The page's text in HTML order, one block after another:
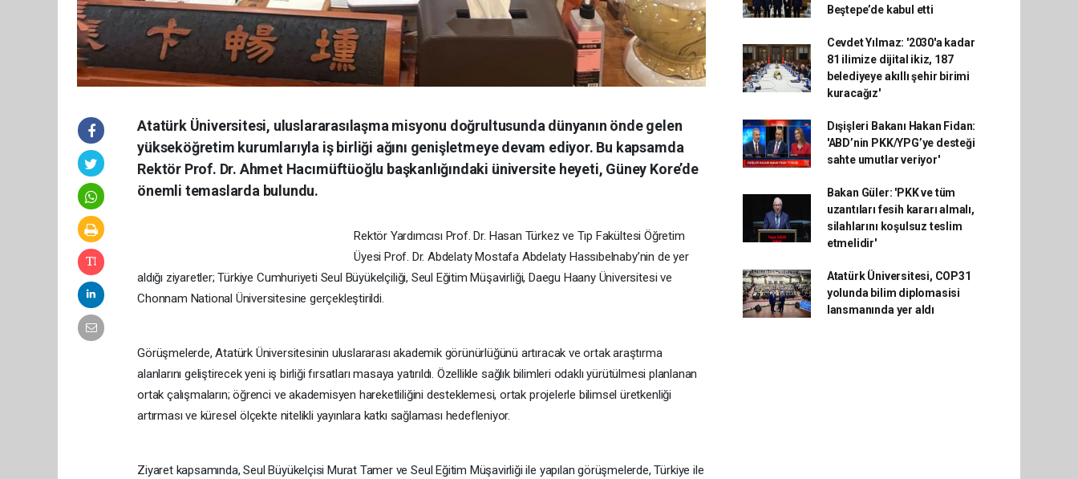
Atatürk Üniversitesi, uluslararasılaşma misyonu doğrultusunda dünyanın önde gelen
yükseköğretim kurumlarıyla iş birliği ağını genişletmeye devam ediyor. Bu kapsamda
Rektör Prof. Dr. Ahmet Hacımüftüoğlu başkanlığındaki üniversite heyeti, Güney Kore’de
önemli temaslarda bulundu.
Rektör Yardımcısı Prof. Dr. Hasan Türkez ve Tıp Fakültesi Öğretim
Üyesi Prof. Dr. Abdelaty Mostafa Abdelaty Hassıbelnaby’nin de yer
aldığı ziyaretler; Türkiye Cumhuriyeti Seul Büyükelçiliği, Seul Eğitim Müşavirliği, Daegu Haany Üniversitesi ve
Chonnam National Üniversitesine gerçekleştirildi.
Görüşmelerde, Atatürk Üniversitesinin uluslararası akademik görünürlüğünü artıracak ve ortak araştırma
alanlarını geliştirecek yeni iş birliği fırsatları masaya yatırıldı. Özellikle sağlık bilimleri odaklı yürütülmesi planlanan
ortak çalışmaların; öğrenci ve akademisyen hareketliliğini desteklemesi, ortak projelerle bilimsel üretkenliği
artırması ve küresel ölçekte nitelikli yayınlara katkı sağlaması hedefleniyor.
Ziyaret kapsamında, Seul Büyükelçisi Murat Tamer ve Seul Eğitim Müşavirliği ile yapılan görüşmelerde, Türkiye ile
Beştepe’de kabul etti
Cevdet Yılmaz: '2030'a kadar
81 ilimize dijital ikiz, 187
belediyeye akıllı şehir birimi
kuracağız'
Dışişleri Bakanı Hakan Fidan:
'ABD’nin PKK/YPG’ye desteği
sahte umutlar veriyor'
Bakan Güler: 'PKK ve tüm
uzantıları fesih kararı almalı,
silahlarını koşulsuz teslim
etmelidir'
Atatürk Üniversitesi, COP31
yolunda bilim diplomasisi
lansmanında yer aldı